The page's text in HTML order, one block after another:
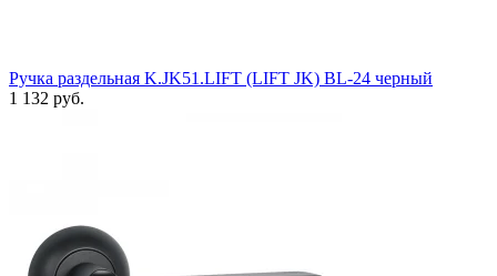
Ручка раздельная K.JK51.LIFT (LIFT JK) BL-24 черный
1 132 руб.